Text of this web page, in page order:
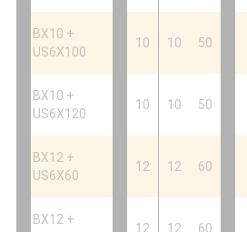
BX10 +
US6X100
10 10 50
BX10 +
US6X120
10 10 50
BX12 +
US6X60
12 12 60
BX12 +
12 12 60